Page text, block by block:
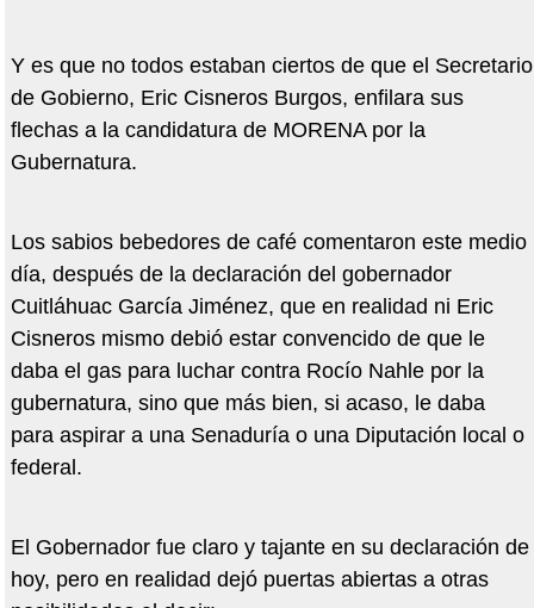
Y es que no todos estaban ciertos de que el Secretario
de Gobierno, Eric Cisneros Burgos, enfilara sus
flechas a la candidatura de MORENA por la
Gubernatura.
Los sabios bebedores de café comentaron este medio
día, después de la declaración del gobernador
Cuitláhuac García Jiménez, que en realidad ni Eric
Cisneros mismo debió estar convencido de que le
daba el gas para luchar contra Rocío Nahle por la
gubernatura, sino que más bien, si acaso, le daba
para aspirar a una Senaduría o una Diputación local o
federal.
El Gobernador fue claro y tajante en su declaración de
hoy, pero en realidad dejó puertas abiertas a otras